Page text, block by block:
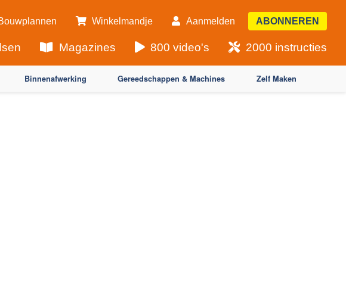
Winkelmandje Aanmelden ABONNEREN
Magazines 800 video's 2000 instructies
Binnenafwerking Gereedschappen & Machines Zelf Maken